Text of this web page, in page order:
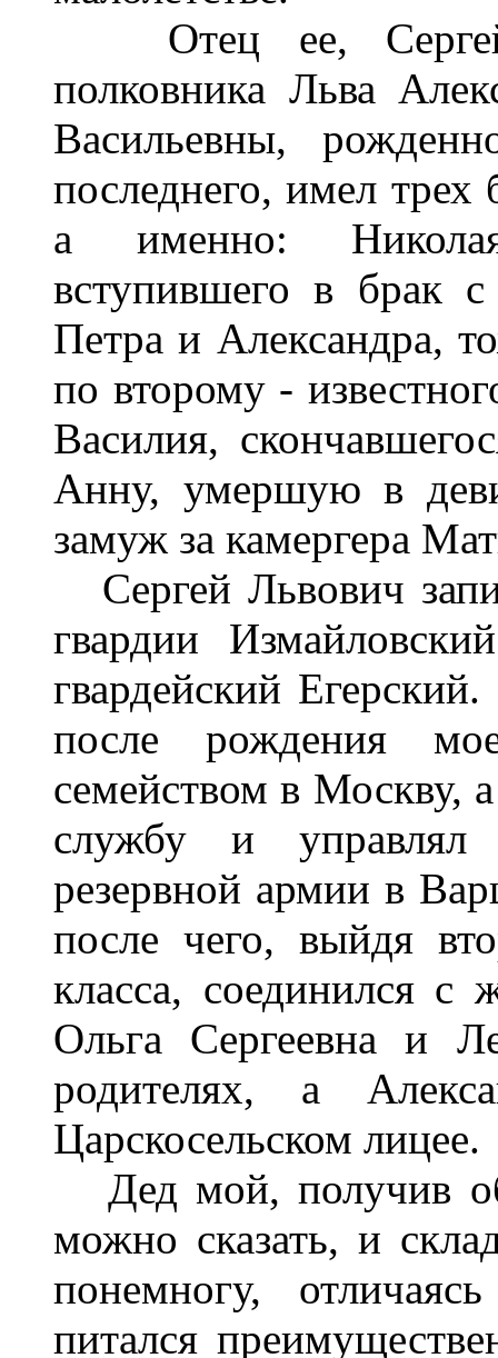
Отец ее, Сергей
полковника Льва
Васильевны,
последнего, имел трех
а именно:
вступившего в брак
Петра и Александра,
по второму -
Василия,
Анну, умершую в
замуж за камергера
Сергей Львович
гвардии
гвардейский
после рождения
семейством в Москву,
службу и управлял
резервной армии в
после чего, выйдя
класса, соединился
Ольга Сергеевна и
родителях, а
Царскосельском лицее.
Дед мой, получив
можно сказать, и
понемногу,
питался